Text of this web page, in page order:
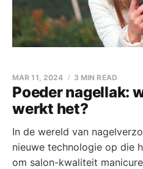
Poeder nagellak:
werkt het?
MAR 11, 2024 3 MIN READ
In de wereld van
nieuwe technologie op die
om salon-kwaliteit